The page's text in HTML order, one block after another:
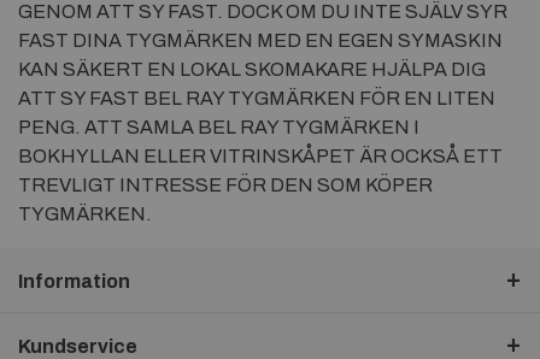
GENOM ATT SY FAST. DOCK OM DU INTE SJÄLV SYR
FAST DINA TYGMÄRKEN MED EN EGEN SYMASKIN
KAN SÄKERT EN LOKAL SKOMAKARE HJÄLPA DIG
ATT SY FAST BEL RAY TYGMÄRKEN FÖR EN LITEN
PENG. ATT SAMLA BEL RAY TYGMÄRKEN I
BOKHYLLAN ELLER VITRINSKÅPET ÄR OCKSÅ ETT
TREVLIGT INTRESSE FÖR DEN SOM KÖPER
TYGMÄRKEN.
Information
Kundservice